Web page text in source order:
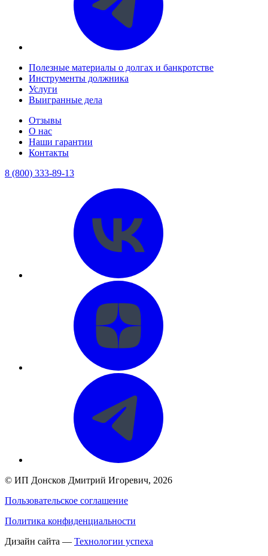
Полезные материалы о долгах и банкротстве
Инструменты должника
Услуги
Выигранные дела
Отзывы
О нас
Наши гарантии
Контакты
8 (800) 333-89-13
© ИП Донсков Дмитрий Игоревич, 2026
Пользовательское соглашение
Политика конфиденциальности
Дизайн сайта — Технологии успеха